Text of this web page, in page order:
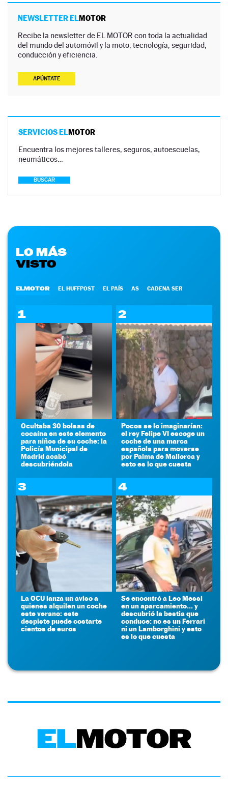
NEWSLETTER ELMOTOR
Recibe la newsletter de EL MOTOR con toda la actualidad
del mundo del automóvil y la moto, tecnología, seguridad,
conducción y eficiencia.
APÚNTATE
SERVICIOS ELMOTOR
Encuentra los mejores talleres, seguros, autoescuelas,
neumáticos…
BUSCAR
LO MÁS
VISTO
ELMOTOR EL HUFFPOST EL PAÍS AS CADENA SER
1
Ocultaba 30 bolsas de
cocaína en este elemento
para niños de su coche: la
Policía Municipal de
Madrid acabó
descubriéndola
2
Pocos se lo imaginarían:
el rey Felipe VI escoge un
coche de una marca
española para moverse
por Palma de Mallorca y
esto es lo que cuesta
3
La OCU lanza un aviso a
quienes alquilen un coche
este verano: este
despiste puede costarte
cientos de euros
4
Se encontró a Leo Messi
en un aparcamiento... y
descubrió la bestia que
conduce: no es un Ferrari
ni un Lamborghini y esto
es lo que cuesta